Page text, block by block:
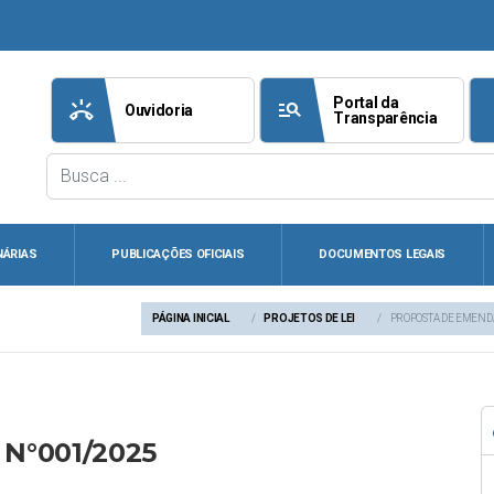
ring_volume Ouvidoria manage_search
Portal da
Transparência
PUBLICAÇÕES OFICIAIS DOCUMENTOS LEGAIS
PÁGINA INICIAL PROJETOS DE LEI PROPOSTA DE
2025